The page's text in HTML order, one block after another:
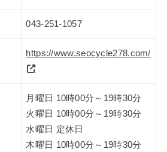
043-251-1057
https://www.seocycle278.com/
月曜日 10時00分～19時30分
火曜日 10時00分～19時30分
水曜日 定休日
木曜日 10時00分～19時30分